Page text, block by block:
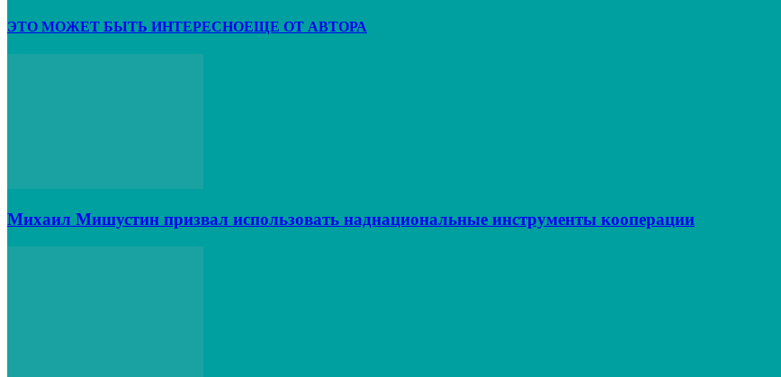
ЭТО МОЖЕТ БЫТЬ ИНТЕРЕСНОЕЩЕ ОТ АВТОРА
Михаил Мишустин призвал использовать наднациональные инструменты кооперации